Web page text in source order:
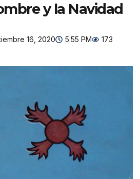
y la Navidad
16, 2020 5:55 PM 173